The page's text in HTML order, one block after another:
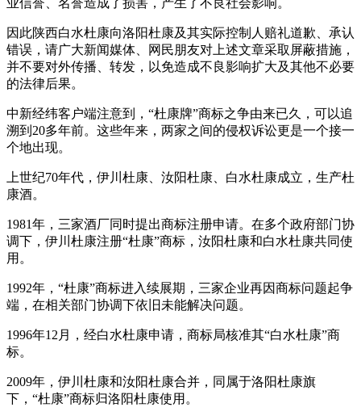
因此陕西白水杜康向洛阳杜康及其实际控制人赔礼道歉、承认
错误，请广大新闻媒体、网民朋友对上述文章采取屏蔽措施，
并不要对外传播、转发，以免造成不良影响扩大及其他不必要
的法律后果。
中新经纬客户端注意到，“杜康牌”商标之争由来已久，可以追
溯到20多年前。这些年来，两家之间的侵权诉讼更是一个接一
个地出现。
上世纪70年代，伊川杜康、汝阳杜康、白水杜康成立，生产杜
康酒。
1981年，三家酒厂同时提出商标注册申请。在多个政府部门协
调下，伊川杜康注册“杜康”商标，汝阳杜康和白水杜康共同使
用。
1992年，“杜康”商标进入续展期，三家企业再因商标问题起争
端，在相关部门协调下依旧未能解决问题。
1996年12月，经白水杜康申请，商标局核准其“白水杜康”商
标。
2009年，伊川杜康和汝阳杜康合并，同属于洛阳杜康旗
下，“杜康”商标归洛阳杜康使用。